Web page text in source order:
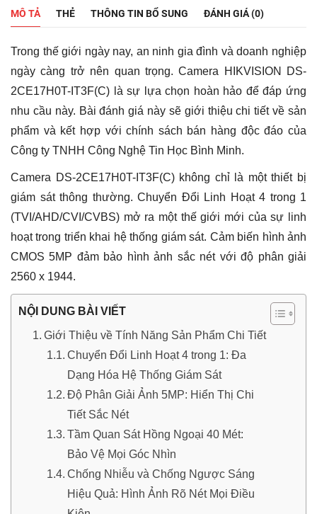
hồng
ngoại
Megapixel
HIKVISION
DS-
2CE17H0T-
IT3F(C)
số
MÔ TẢ THẺ THÔNG TIN BỔ SUNG ĐÁNH GIÁ (0)
Trong thế giới ngày nay, an ninh gia đình và doanh nghiệp
ngày càng trở nên quan trọng. Camera HIKVISION DS-
2CE17H0T-IT3F(C) là sự lựa chọn hoàn hảo để đáp ứng
nhu cầu này. Bài đánh giá này sẽ giới thiệu chi tiết về sản
phẩm và kết hợp với chính sách bán hàng độc đáo của
Công ty TNHH Công Nghệ Tin Học Bình Minh.
Camera DS-2CE17H0T-IT3F(C) không chỉ là một thiết bị
giám sát thông thường. Chuyển Đổi Linh Hoạt 4 trong 1
(TVI/AHD/CVI/CVBS) mở ra một thế giới mới của sự linh
hoạt trong triển khai hệ thống giám sát. Cảm biến hình ảnh
CMOS 5MP đảm bảo hình ảnh sắc nét với độ phân giải
2560 x 1944.
NỘI DUNG BÀI VIẾT
Giới Thiệu về Tính Năng Sản Phẩm Chi Tiết
Chuyển Đổi Linh Hoạt 4 trong 1: Đa
Dạng Hóa Hệ Thống Giám Sát
Độ Phân Giải Ảnh 5MP: Hiển Thị Chi
Tiết Sắc Nét
Tầm Quan Sát Hồng Ngoại 40 Mét:
Bảo Vệ Mọi Góc Nhìn
Chống Nhiễu và Chống Ngược Sáng
Hiệu Quả: Hình Ảnh Rõ Nét Mọi Điều